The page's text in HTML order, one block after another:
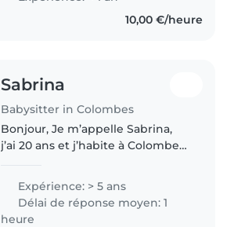
a beaucoup de joie de vivre mais
également sérieuse lorsqu'il..10,00 €/heure
Sabrina
Babysitter in Colombes
Bonjour, Je m’appelle Sabrina,
j’ai 20 ans et j’habite à Colombes.
dynamique, souriante et
responsable, et j’ai l’habitude..
Expérience: > 5 ans
Délai de réponse moyen: 1
heure